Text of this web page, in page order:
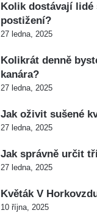
Kolik dostávají
postižení?
27 ledna, 2025
Kolikrát denně
kanára?
27 ledna, 2025
Jak oživit sušené
27 ledna, 2025
Jak správně určit
27 ledna, 2025
Květák V
10 října, 2025